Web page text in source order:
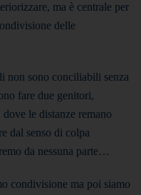
ma è centrale per
delle
non sono conciliabili senza
fare due genitori,
le distanze remano
dal senso di colpa
da nessuna parte…
condivisione ma poi siamo